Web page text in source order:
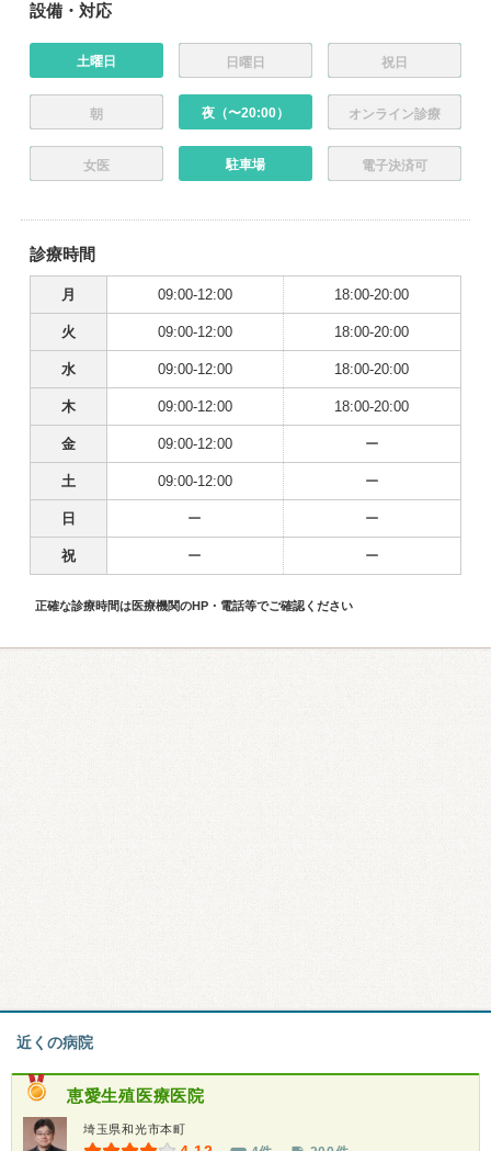
設備・対応
土曜日 日曜日 祝日
朝 夜（〜20:00） オンライン診療
女医 駐車場 電子決済可
診療時間
月 09:00-12:00 18:00-20:00
火 09:00-12:00 18:00-20:00
水 09:00-12:00 18:00-20:00
木 09:00-12:00 18:00-20:00
金 09:00-12:00 ー
土 09:00-12:00 ー
日 ー ー
祝 ー ー
正確な診療時間は医療機関のHP・電話等でご確認ください
近くの病院
恵愛生殖医療医院
埼玉県和光市本町